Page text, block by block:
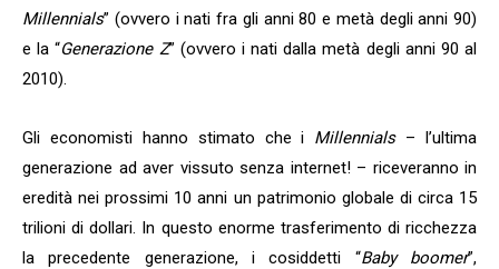
Millennials” (ovvero i nati fra gli anni 80 e metà degli anni 90)
e la “Generazione Z” (ovvero i nati dalla metà degli anni 90 al
2010).
Gli economisti hanno stimato che i Millennials– l’ultima
generazione ad aver vissuto senza internet! – riceveranno in
eredità nei prossimi 10 anni un patrimonio globale di circa 15
trilioni di dollari. In questo enorme trasferimento di ricchezza
la precedente generazione, i cosiddetti “Baby boomer”,